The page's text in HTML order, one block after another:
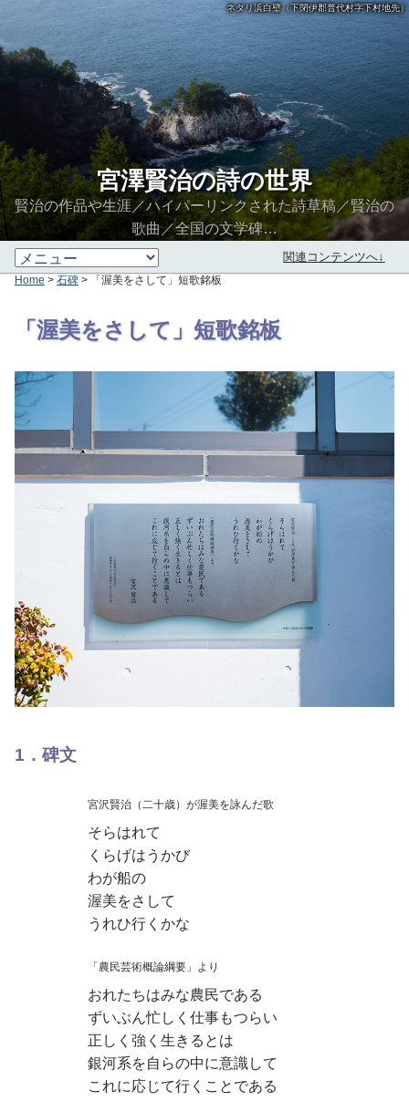
ネダリ浜白壁（下閉伊郡普代村字下村地先）
宮澤賢治の詩の世界
賢治の作品や生涯／ハイパーリンクされた詩草稿／賢治の
歌曲／全国の文学碑…
関連コンテンツへ↓
Home > 石碑 > 「渥美をさして」短歌銘板
「渥美をさして」短歌銘板
1．碑文
宮沢賢治（二十歳）が渥美を詠んだ歌
そらはれて
くらげはうかび
わが船の
渥美をさして
うれひ行くかな
「農民芸術概論綱要」より
おれたちはみな農民である
ずいぶん忙しく仕事もつらい
正しく強く生きるとは
銀河系を自らの中に意識して
これに応じて行くことである